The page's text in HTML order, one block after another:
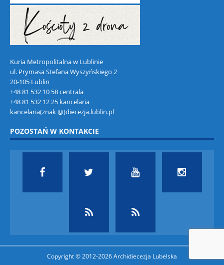
Kuria Metropolitalna w Lublinie
ul. Prymasa Stefana Wyszyńskiego 2
20-105 Lublin
+48 81 532 10 58 centrala
+48 81 532 12 25 kancelaria
kancelaria(znak @)diecezja.lublin.pl
POZOSTAŃ W KONTAKCIE
Copyright © 2012-2026 Archidiecezja Lubelska